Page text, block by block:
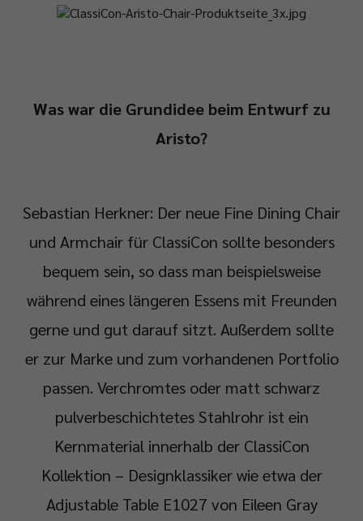
Was war die Grundidee beim Entwurf zu
Aristo?
Sebastian Herkner: Der neue Fine Dining Chair
und Armchair für ClassiCon sollte besonders
bequem sein, so dass man beispielsweise
während eines längeren Essens mit Freunden
gerne und gut darauf sitzt. Außerdem sollte
er zur Marke und zum vorhandenen Portfolio
passen. Verchromtes oder matt schwarz
pulverbeschichtetes Stahlrohr ist ein
Kernmaterial innerhalb der ClassiCon
Kollektion – Designklassiker wie etwa der
Adjustable Table E1027 von Eileen Gray